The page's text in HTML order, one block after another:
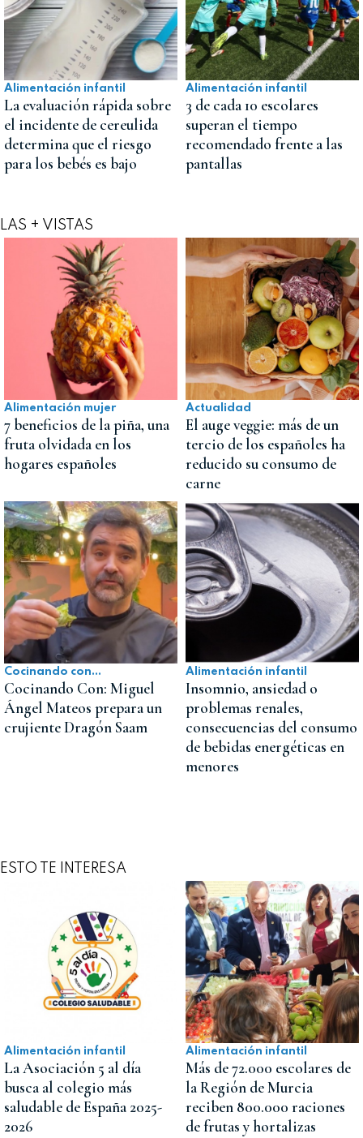
Alimentación infantil
La evaluación rápida sobre
el incidente de cereulida
determina que el riesgo
para los bebés es bajo
Alimentación infantil
3 de cada 10 escolares
superan el tiempo
recomendado frente a las
pantallas
LAS + VISTAS
Alimentación mujer
7 beneficios de la piña, una
fruta olvidada en los
hogares españoles
Actualidad
El auge veggie: más de un
tercio de los españoles ha
reducido su consumo de
carne
Cocinando con...
Cocinando Con: Miguel
Ángel Mateos prepara un
crujiente Dragón Saam
Alimentación infantil
Insomnio, ansiedad o
problemas renales,
consecuencias del consumo
de bebidas energéticas en
menores
ESTO TE INTERESA
Alimentación infantil
La Asociación 5 al día
busca al colegio más
saludable de España 2025-
2026
Alimentación infantil
Más de 72.000 escolares de
la Región de Murcia
reciben 800.000 raciones
de frutas y hortalizas